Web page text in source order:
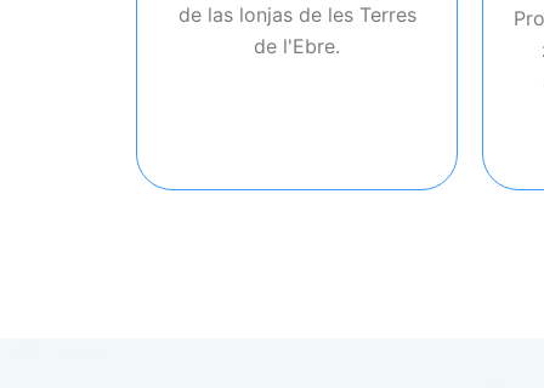
de las lonjas de les Terres
de l'Ebre.